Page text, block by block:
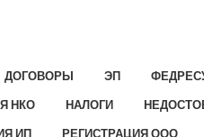
ДОГОВОРЫ ЭП
НКО НАЛОГИ
ИП РЕГИСТРАЦИЯ ООО